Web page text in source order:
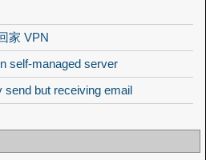
家 VPN
self-managed server
send but receiving email